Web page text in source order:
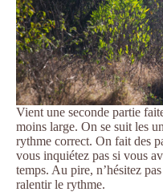
Vient une seconde partie
moins large. On se suit les
rythme correct. On fait des
vous inquiétez pas si vous
temps. Au pire, n’hésitez
ralentir le rythme.